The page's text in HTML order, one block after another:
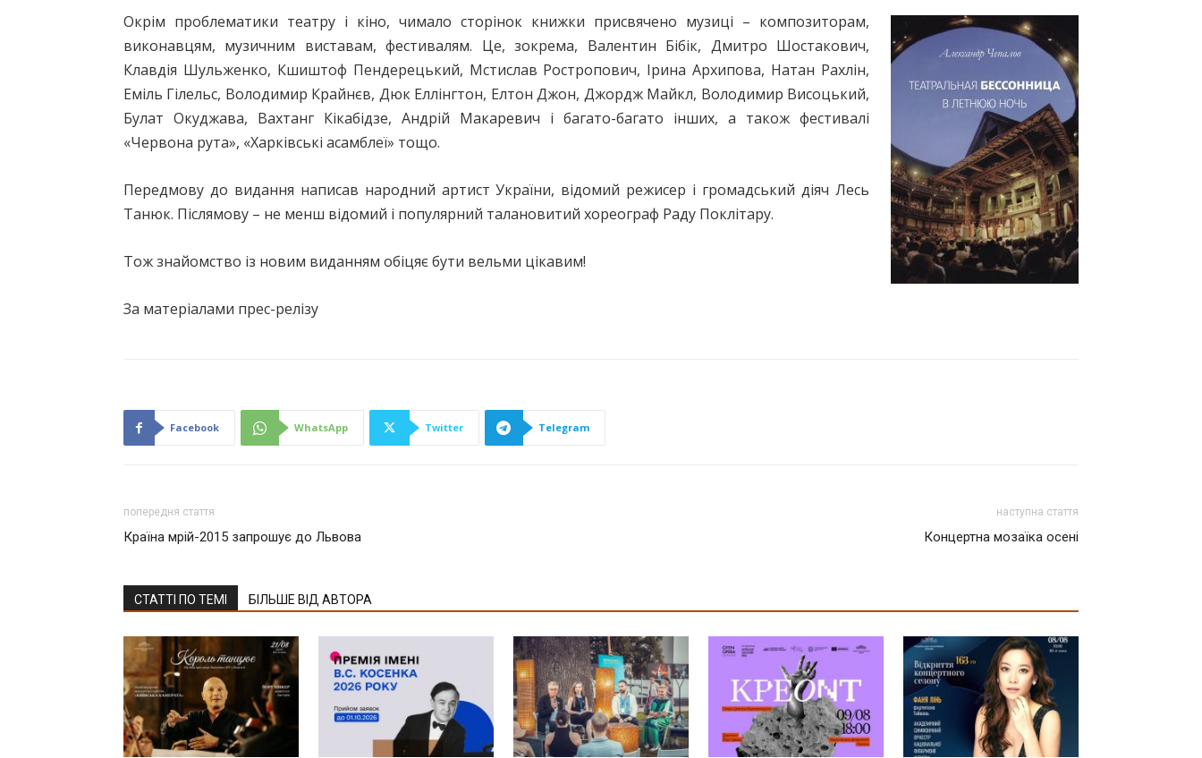
Окрім проблематики театру і кіно, чимало сторінок книжки присвячено музиці – композиторам,
виконавцям, музичним виставам, фестивалям. Це, зокрема, Валентин Бібік, Дмитро Шостакович,
Клавдія Шульженко, Кшиштоф Пендерецький, Мстислав Ростропович, Ірина Архипова, Натан Рахлін,
Еміль Гілельс, Володимир Крайнєв, Дюк Еллінгтон, Елтон Джон, Джордж Майкл, Володимир Висоцький,
Булат Окуджава, Вахтанг Кікабідзе, Андрій Макаревич і багато-багато інших, а також фестивалі
«Червона рута», «Харківські асамблеї» тощо.
Передмову до видання написав народний артист України, відомий режисер і громадський діяч Лесь
Танюк. Післямову – не менш відомий і популярний талановитий хореограф Раду Поклітару.
Тож знайомство із новим виданням обіцяє бути вельми цікавим!
За матеріалами прес-релізу
Facebook WhatsApp Twitter Telegram
попередня стаття
Країна мрій-2015 запрошує до Львова
наступна стаття
Концертна мозаїка осені
СТАТТІ ПО ТЕМІ БІЛЬШЕ ВІД АВТОРА